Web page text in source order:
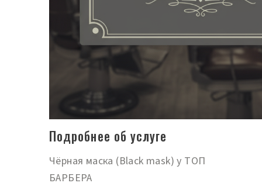
Подробнее об услуге
Чёрная маска (Black mask) у ТОП
БАРБЕРА